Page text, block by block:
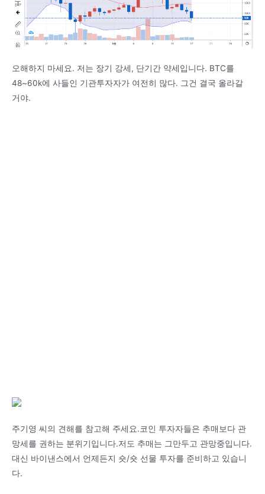
오해하지 마세요. 저는 장기 강세, 단기간 약세입니다. BTC를
48~60k에 사들인 기관투자자가 여전히 많다. 그건 결국 올라갈
거야.
주기영 씨의 견해를 참고해 주세요.코인 투자자들은 추매보다 관
망세를 권하는 분위기입니다.저도 추매는 그만두고 관망중입니다.
대신 바이낸스에서 언제든지 숏/숏 선물 투자를 준비하고 있습니
다.